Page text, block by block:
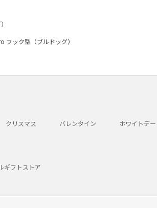
フック型（ブルドッグ）
クリスマス バレンタイン ホワイトデー
ギフトストア